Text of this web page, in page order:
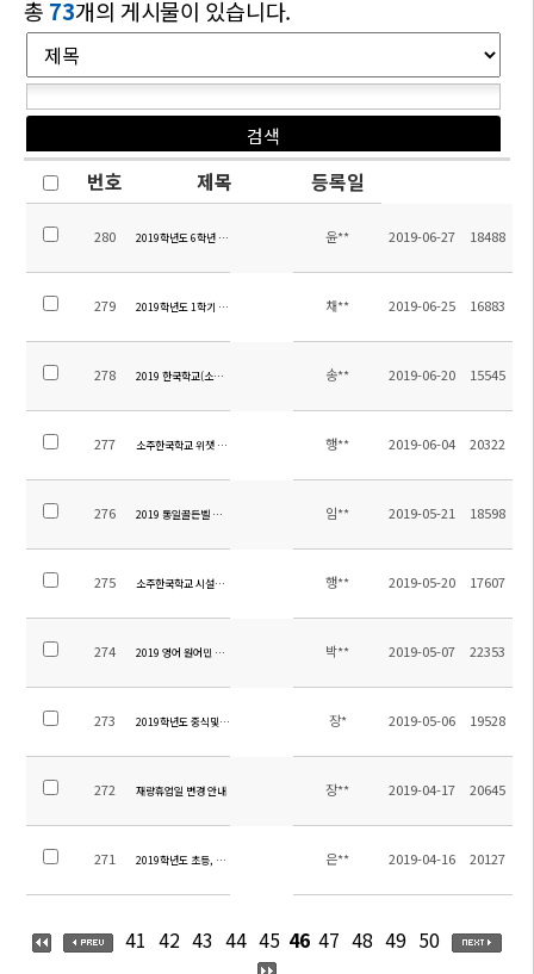
총 73개의 게시물이 있습니다.
번호 제목 등록일
280 2019학년도 6학년 대련교류학습 및 1~5학년 체험학습 보도자료
윤** 2019-06-27 18488
279 2019학년도 1학기 중고등 방과후 만족도조사 결과 보고
채** 2019-06-25 16883
278 2019 한국학교(소주-대련) 교류체험학습 정산내역
송** 2019-06-20 15545
277 소주한국학교 위챗 공식계정 개설 안내 행** 2019-06-04 20322
276 2019 통일골든벨 기본학습 문제 임** 2019-05-21 18598
275 소주한국학교 시설물 대여 관련 규정 행** 2019-05-20 17607
274 2019 영어 원어민 강사 채용 공고 박** 2019-05-07 22353
273 2019학년도 중식및간식비 산출근거 장* 2019-05-06 19528
272 재량휴업일 변경 안내 장** 2019-04-17 20645
271 2019학년도 초등, 중등 현장체험학습 용역 입찰 공고
은** 2019-04-16 20127
41 42 43 44 45 46 47 48 49 50